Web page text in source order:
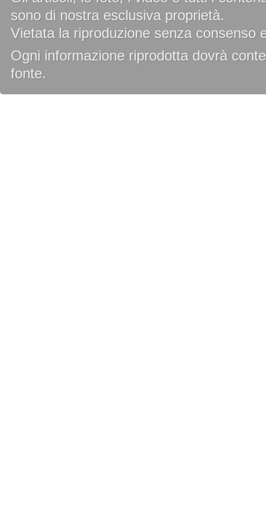
sono di nostra esclusiva proprietà.
Vietata la riproduzione senza consenso
Ogni informazione riprodotta dovrà
fonte.